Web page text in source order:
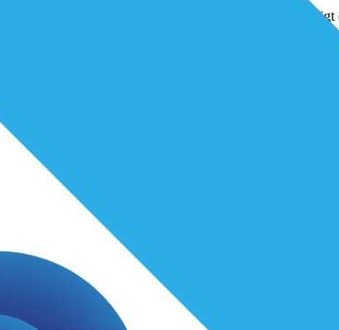
geen gebrek als Petra van Loon de gelegenheid
goed voor Nederland”, zegt ze. “Het maakt niet uit of